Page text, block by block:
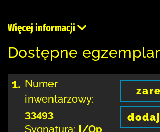
Więcej informacji
Dostępne
1. Numer
inwentarzowy:
33493
Sygnatura: I/Op